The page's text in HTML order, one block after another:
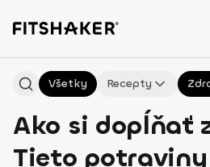
Všetky Recepty
Ako si dopĺňať
Tieto